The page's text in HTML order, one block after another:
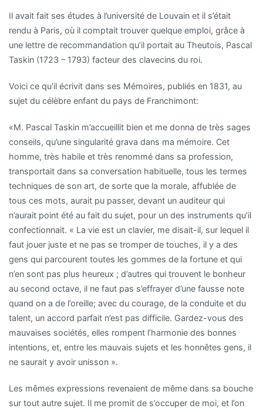
Il avait fait ses études à l’université de Louvain et il s’était
rendu à Paris, où il comptait trouver quelque emploi, grâce à
une lettre de recommandation qu’il portait au Theutois, Pascal
Taskin (1723 – 1793) facteur des clavecins du roi.
Voici ce qu’il écrivit dans ses Mémoires, publiés en 1831, au
sujet du célèbre enfant du pays de Franchimont:
«M. Pascal Taskin m’accueillit bien et me donna de très sages
conseils, qu’une singularité grava dans ma mémoire. Cet
homme, très habile et très renommé dans sa profession,
transportait dans sa conversation habituelle, tous les termes
techniques de son art, de sorte que la morale, affublée de
tous ces mots, aurait pu passer, devant un auditeur qui
n’aurait point été au fait du sujet, pour un des instruments qu’il
confectionnait. « La vie est un clavier, me disait-il, sur lequel il
faut jouer juste et ne pas se tromper de touches, il y a des
gens qui parcourent toutes les gommes de la fortune et qui
n’en sont pas plus heureux ; d’autres qui trouvent le bonheur
au second octave, il ne faut pas s’effrayer d’une fausse note
quand on a de l’oreille; avec du courage, de la conduite et du
talent, un accord parfait n’est pas difficile. Gardez-vous des
mauvaises sociétés, elles rompent l’harmonie des bonnes
intentions, et, entre les mauvais sujets et les honnêtes gens, il
ne saurait y avoir unisson ».
Les mêmes expressions revenaient de même dans sa bouche
sur tout autre sujet. Il me promit de s’occuper de moi, et l’on